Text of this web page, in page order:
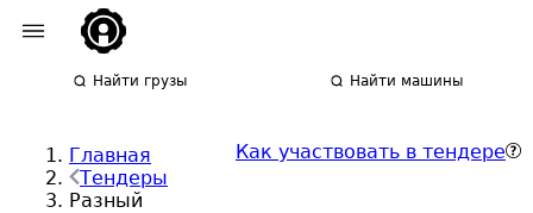
Найти грузы Найти машины
Главная
Тендеры
Разный
Как участвовать в тендере